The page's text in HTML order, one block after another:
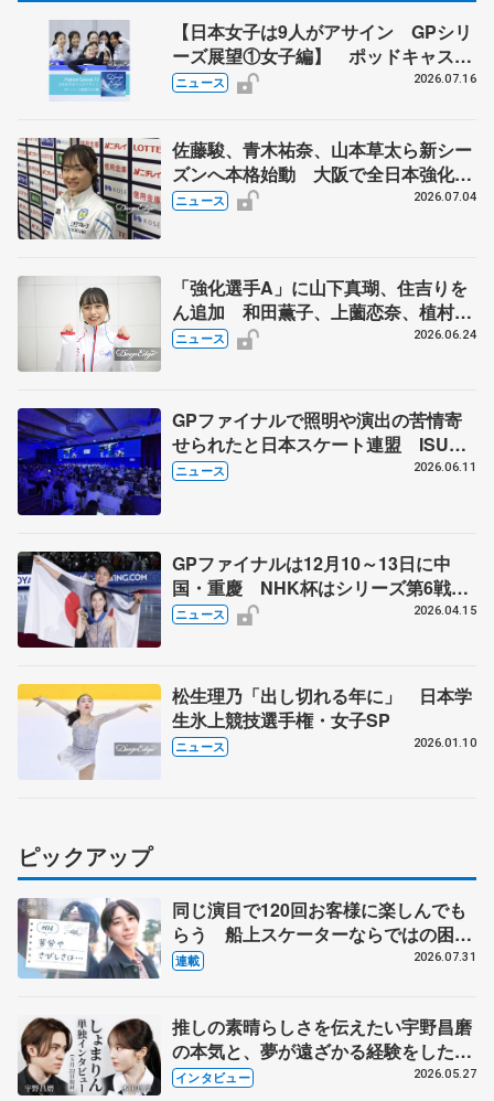
【日本女子は9人がアサイン GPシリ
ーズ展望①女子編】 ポッドキャスト
#72を配信
ニュース 2026.07.16
佐藤駿、青木祐奈、山本草太ら新シー
ズンへ本格始動 大阪で全日本強化合
宿 シニアデビューの島田麻央らも
ニュース 2026.07.04
「強化選手A」に山下真瑚、住吉りを
ん追加 和田薫子、上薗恋奈、植村駿
は「強化選手B」
ニュース 2026.06.24
GPファイナルで照明や演出の苦情寄
せられたと日本スケート連盟 ISU総
会で発言「スケーター見たいファンに
ニュース 2026.06.11
GPファイナルは12月10～13日に中
国・重慶 NHK杯はシリーズ第6戦、
11月27～29日に東京 2026～27年シ
ニュース 2026.04.15
松生理乃「出し切れる年に」 日本学
生氷上競技選手権・女子SP
ニュース 2026.01.10
ピックアップ
同じ演目で120回お客様に楽しんでも
らう 船上スケーターならではの困難
とは 影響あったPIW前キャプテン松
連載 2026.07.31
推しの素晴らしさを伝えたい宇野昌磨
の本気と、夢が遠ざかる経験をした本
田真凜の覚悟
インタビュー 2026.05.27